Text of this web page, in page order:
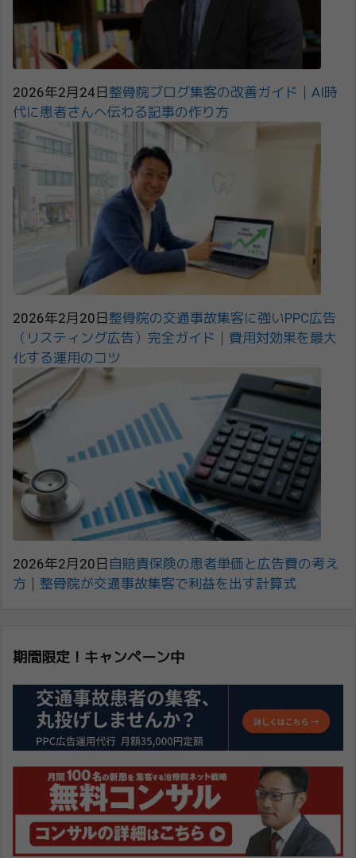
2026年2月24日 整骨院ブログ集客の改善ガイド｜AI時
代に患者さんへ伝わる記事の作り方
2026年2月20日 整骨院の交通事故集客に強いPPC広告
（リスティング広告）完全ガイド｜費用対効果を最大
化する運用のコツ
2026年2月20日 自賠責保険の患者単価と広告費の考え
方｜整骨院が交通事故集客で利益を出す計算式
期間限定！キャンペーン中